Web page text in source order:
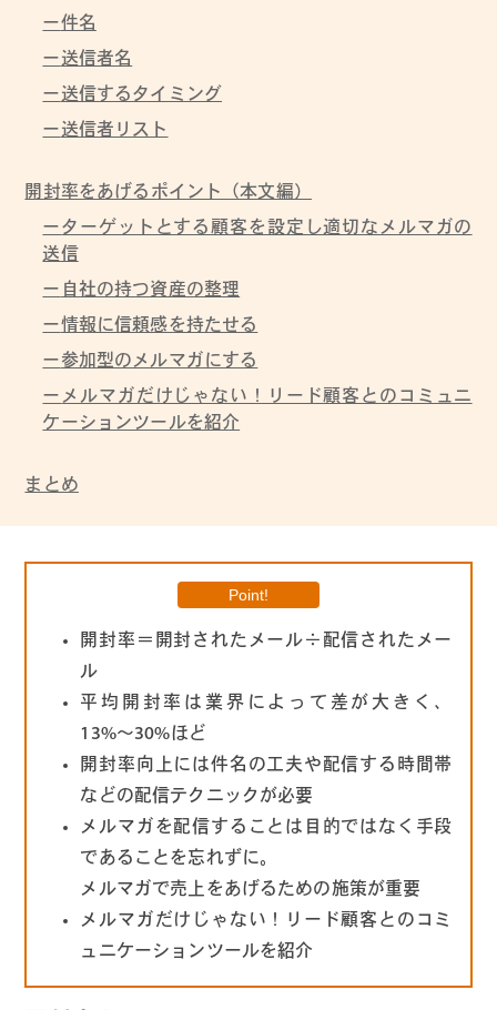
件名
送信者名
送信するタイミング
送信者リスト
開封率をあげるポイント（本文編）
ターゲットとする顧客を設定し適切なメルマガの
送信
自社の持つ資産の整理
情報に信頼感を持たせる
参加型のメルマガにする
メルマガだけじゃない！リード顧客とのコミュニ
ケーションツールを紹介
まとめ
Point!
開封率＝開封されたメール÷配信されたメー
ル
平均開封率は業界によって差が大きく、
13%〜30%ほど
開封率向上には件名の工夫や配信する時間帯
などの配信テクニックが必要
メルマガを配信することは目的ではなく手段
であることを忘れずに。
メルマガで売上をあげるための施策が重要
メルマガだけじゃない！リード顧客とのコミ
ュニケーションツールを紹介